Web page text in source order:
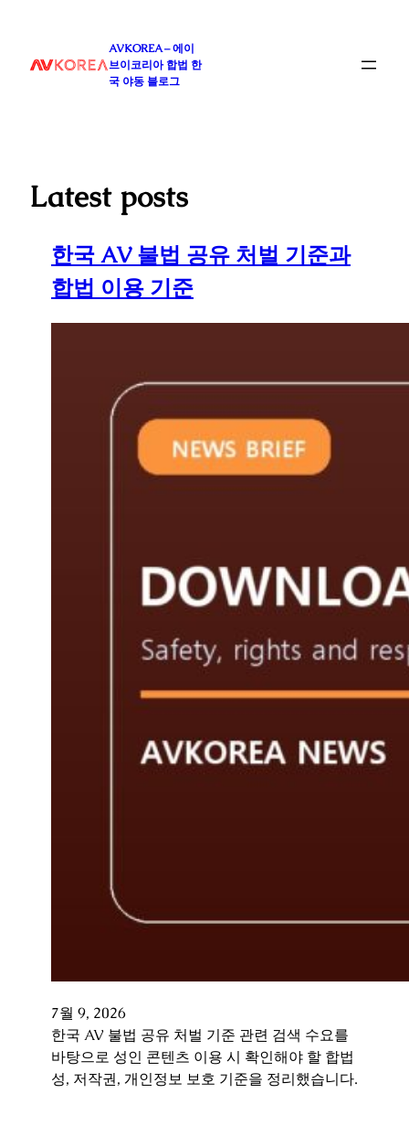
AVKOREA – 에이
브이코리아 합법 한
국 야동 블로그
Latest posts
한국 AV 불법 공유 처벌 기준과
합법 이용 기준
7월 9, 2026
한국 AV 불법 공유 처벌 기준 관련 검색 수요를
바탕으로 성인 콘텐츠 이용 시 확인해야 할 합법
성, 저작권, 개인정보 보호 기준을 정리했습니다.